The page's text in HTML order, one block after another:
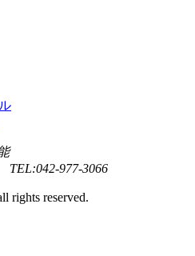
977-3066
reserved.